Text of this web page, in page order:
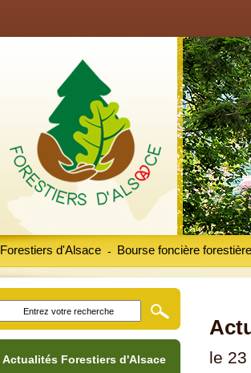
Forestiers d'Alsace Bourse foncière forestière
-
le
Actualités Forestiers d'Alsace